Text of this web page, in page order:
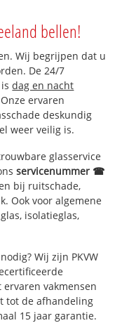
bellen!
Wij begrijpen dat u
De 24/7
isdag en nacht
ervaren
deskundig
weer veilig is.
glasservice
servicenummer ☎
bij ruitschade,
Ook voor algemene
isolatieglas,
Wij zijn PKVW
vakmensen
tot de afhandeling
15 jaar garantie.